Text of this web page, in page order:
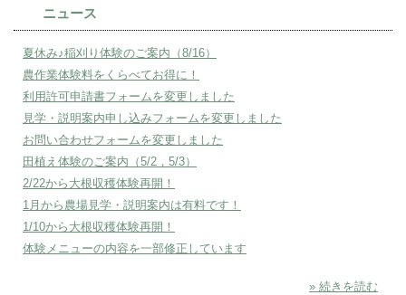
ニュース
夏休み♪稲刈り体験のご案内（8/16）
農作業体験料をくらべてお得に！
利用許可申請書フォームを変更しました
見学・説明案内申し込みフォームを変更しました
お問い合わせフォームを変更しました
田植え体験のご案内（5/2，5/3）
2/22から大根収穫体験再開！
1月から農場見学・説明案内は有料です！
1/10から大根収穫体験再開！
体験メニューの内容を一部修正しています
» 続きを読む